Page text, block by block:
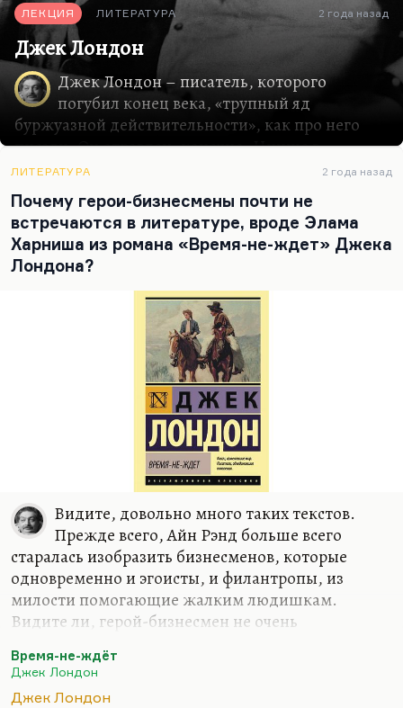
ЛЕКЦИЯ ЛИТЕРАТУРА 2 года назад
Джек Лондон
Джек Лондон – писатель, которого
погубил конец века, «трупный яд
буржуазной действительности», как про него
писали. Он отравлен, конечно, Ницше в
огромной степени. Кроме Ницше, на него особо
никто не повлиял. Знаете, он в этой смысле
симметричен нашему Максиму Горькому.
Именно на Горького Джек Лондон похож
больше других авторов. Именно потому, что из
своего бродяжничества, из своих детских
воспоминаний, из своего опыта детского труда и
выживания, из становления молодого писателя,
который становится модным, он и сделал свою
литературу. Как и Горький, он был колоссально
ударен ницшеанством. Как и Горький, он
страдал от одного такого довольно
распространенного синдрома: он, будучи по…
ЛИТЕРАТУРА 2 года назад
Почему герои-бизнесмены почти не
встречаются в литературе, вроде Элама
Харниша из романа «Время-не-ждет» Джека
Лондона?
Видите, довольно много таких текстов.
Прежде всего, Айн Рэнд больше всего
старалась изобразить бизнесменов, которые
одновременно и эгоисты, и филантропы, из
милости помогающие жалким людишкам.
Видите ли, герой-бизнесмен не очень
непривлекателен потому, что у него мотивировки
не очень героические. Да и вообще, не выглядит
Время-не-ждёт
Джек Лондон
Джек Лондон